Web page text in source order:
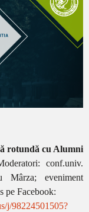
rotundă cu Alumni
conf.univ.
Mârza; eveniment
pe Facebook:
j/98224501505?